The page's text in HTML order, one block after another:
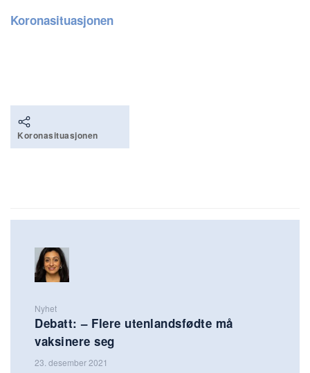
Koronasituasjonen
Koronasituasjonen
Nyhet
Debatt: – Flere utenlandsfødte må
vaksinere seg
23. desember 2021